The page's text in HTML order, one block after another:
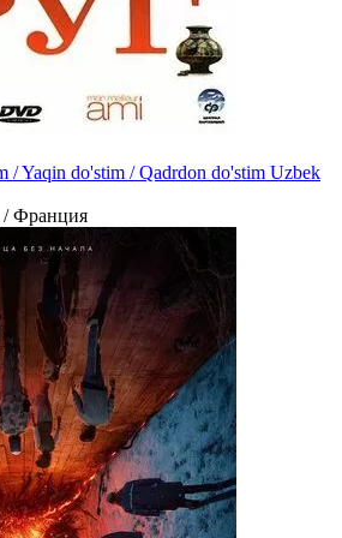
/ Yaqin do'stim / Qadrdon do'stim Uzbek
/ Франция